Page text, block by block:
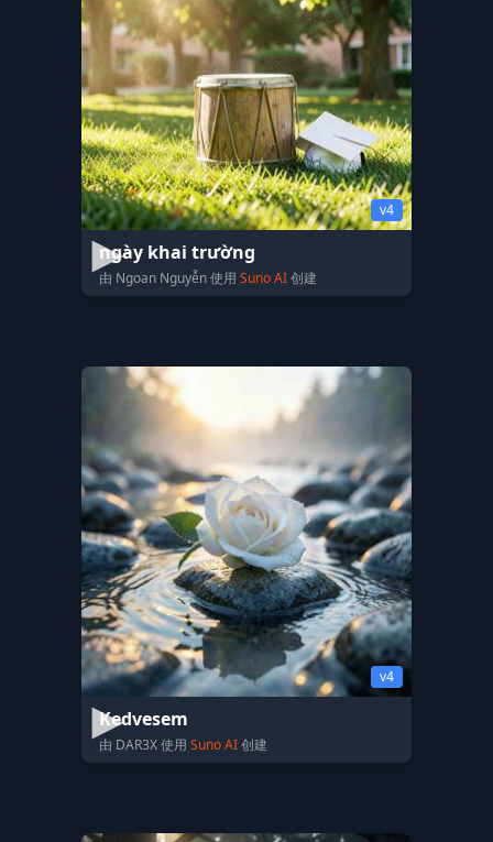
v4
ngày khai trường
由 Ngoan Nguyễn 使用 Suno AI创建
v4
Kedvesem
由 DAR3X 使用 Suno AI创建